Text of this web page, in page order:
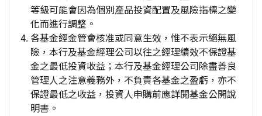
等級可能會因為個別產品投資配置及風險指標之變
化而進行調整。
各基金經金管會核准或同意生效，惟不表示絕無風
險，本行及基金經理公司以往之經理績效不保證基
金之最低投資收益；本行及基金經理公司除盡善良
管理人之注意義務外，不負責各基金之盈虧，亦不
保證最低之收益，投資人申購前應詳閱基金公開說
明書。